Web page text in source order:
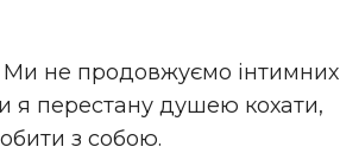
не продовжуємо інтимних
я перестану душею кохати,
з собою.